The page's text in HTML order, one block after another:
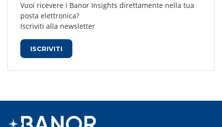
Vuoi ricevere i Banor Insights direttamente nella tua
posta elettronica?
Iscriviti alla newsletter
ISCRIVITI